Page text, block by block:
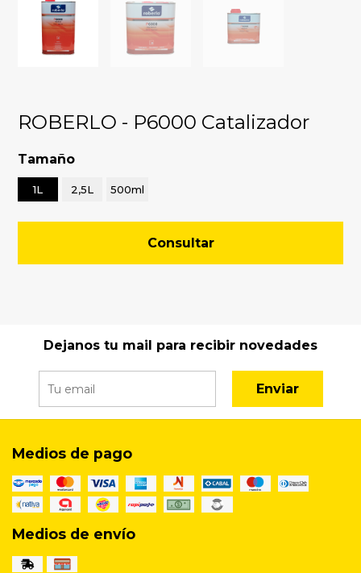
ROBERLO - P6000 Catalizador
Tamaño
1L 2,5L 500ml
Consultar
Dejanos tu mail para recibir novedades
Enviar
Medios de pago
Medios de envío